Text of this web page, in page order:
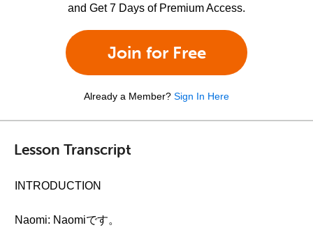
and Get 7 Days of Premium Access.
Join for Free
Already a Member? Sign In Here
Lesson Transcript
INTRODUCTION
Naomi: Naomiです。